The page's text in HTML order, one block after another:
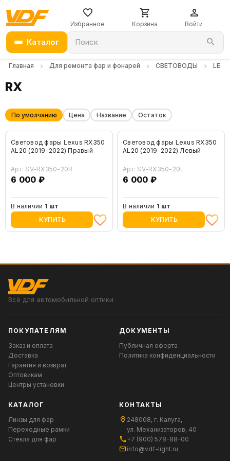
Избранное Корзина Войти
Каталог Поиск
Главная Для ремонта фар и фонарей СВЕТОВОДЫ
RX
По умолчанию Цена Название Остаток
Световод фары Lexus RX350
AL20 (2019-2022) Правый
Арт: SV-RX350-20R
6 000 ₽
В наличии 1 шт
КУПИТЬ
Световод фары Lexus RX350
AL20 (2019-2022) Левый
Арт: SV-RX350-20L
6 000 ₽
В наличии 1 шт
КУПИТЬ
Всё для автомобильной оптики
ПОКУПАТЕЛЯМ
Заказ и оплата
Доставка
Гарантия и возврат
Оптовикам
Центры установки
ДОКУМЕНТЫ
Публичная оферта
Политика конфиденциальности
КАТАЛОГ
Линзы для фар
Переходные рамки
Стекла для фар
КОНТАКТЫ
248008, г. Калуга,
ул. Механизаторов, 40
+7 (900) 578-88-00
info@vdf-light.ru